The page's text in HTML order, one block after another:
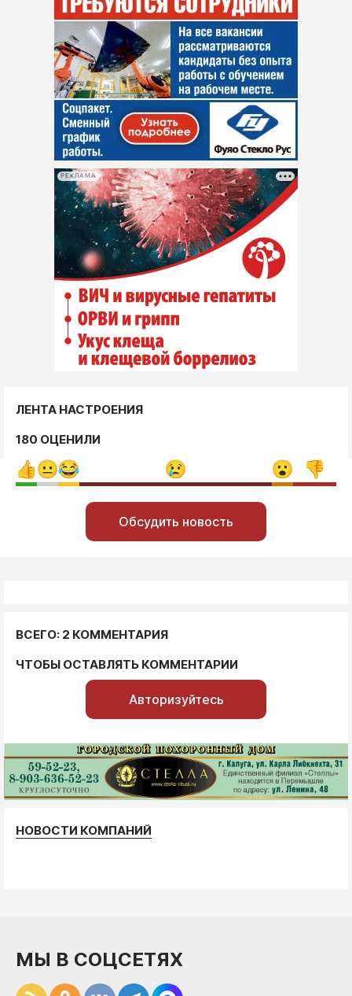
РЕКЛАМА
ЛЕНТА НАСТРОЕНИЯ
180 ОЦЕНИЛИ
Обсудить новость
ВСЕГО: 2 КОММЕНТАРИЯ
ЧТОБЫ ОСТАВЛЯТЬ КОММЕНТАРИИ
Авторизуйтесь
НОВОСТИ КОМПАНИЙ
МЫ В СОЦСЕТЯХ